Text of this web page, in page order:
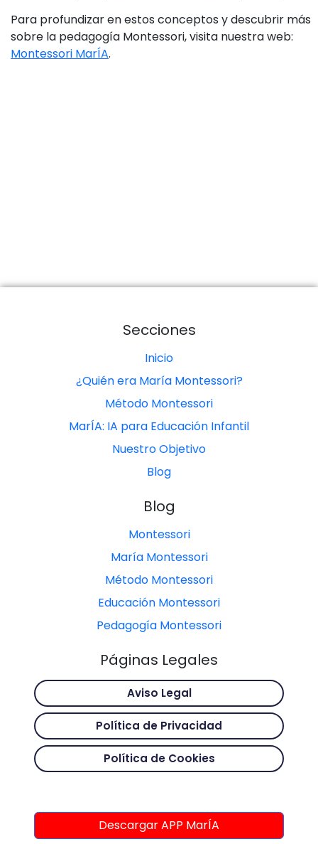
Para profundizar en estos conceptos y descubrir más
sobre la pedagogía Montessori, visita nuestra web:
Montessori MarÍA.
Secciones
Inicio
¿Quién era María Montessori?
Método Montessori
MarÍA: IA para Educación Infantil
Nuestro Objetivo
Blog
Blog
Montessori
María Montessori
Método Montessori
Educación Montessori
Pedagogía Montessori
Páginas Legales
Aviso Legal
Política de Privacidad
Política de Cookies
Descargar APP MarÍA